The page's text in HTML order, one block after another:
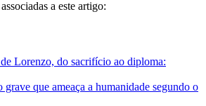
a este artigo:
Lorenzo, do sacrifício ao diploma:
grave que ameaça a humanidade segundo o